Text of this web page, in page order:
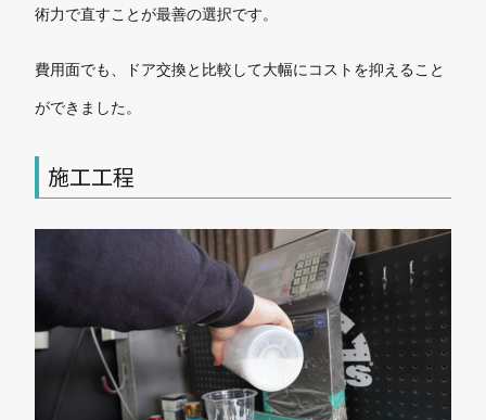
術力で直すことが最善の選択です。
費用面でも、ドア交換と比較して大幅にコストを抑えること
ができました。
施工工程